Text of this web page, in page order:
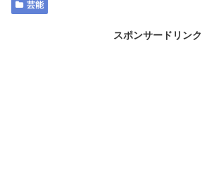
芸能
スポンサードリンク